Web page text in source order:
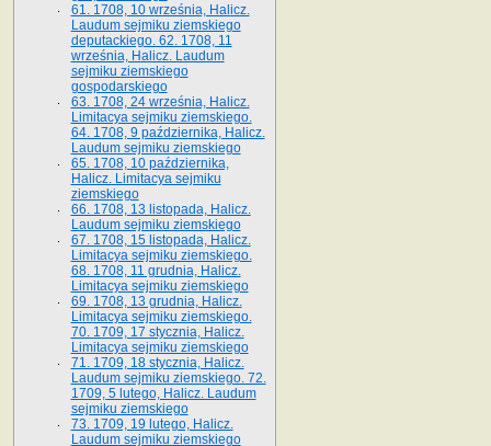
61. 1708, 10 września, Halicz.
Laudum sejmiku ziemskiego
deputackiego. 62. 1708, 11
września, Halicz. Laudum
sejmiku ziemskiego
gospodarskiego
63. 1708, 24 września, Halicz.
Limitacya sejmiku ziemskiego.
64. 1708, 9 października, Halicz.
Laudum sejmiku ziemskiego
65­. 1708, 10 października,
Halicz. Limitacya sejmiku
ziemskiego
66. 1708, 13 listopada, Halicz.
Laudum sejmiku ziemskiego
67. 1708, 15 listopada, Halicz.
Limitacya sejmiku ziemskiego.
68. 1708, 11 grudnia, Halicz.
Limitacya sejmiku ziemskiego
69. 1708, 13 grudnia, Halicz.
Limitacya sejmiku ziemskiego.
70. 1709, 17 stycznia, Halicz.
Limitacya sejmiku ziemskiego
71. 1709, 18 stycznia, Halicz.
Laudum sejmiku ziemskiego. 72.
1709, 5 lutego, Halicz. Laudum
sejmiku ziemskiego
73. 1709, 19 lutego, Halicz.
Laudum sejmiku ziemskiego